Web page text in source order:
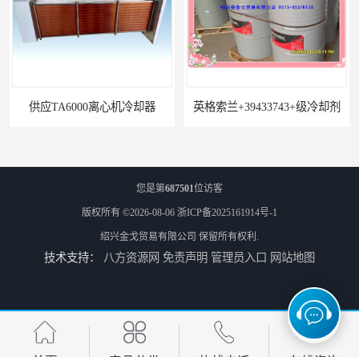
供应TA6000离心机冷却器 英格索兰+39433743+级冷却剂
22531636冷却器 寿力LS32空压机油冷却器
您是第687501位访客
版权所有 ©2026-08-06 浙ICP备2025161914号-1
绍兴金戈贸易有限公司 保留所有权利.
技术支持： 八方资源网 免责声明 管理员入口 网站地图